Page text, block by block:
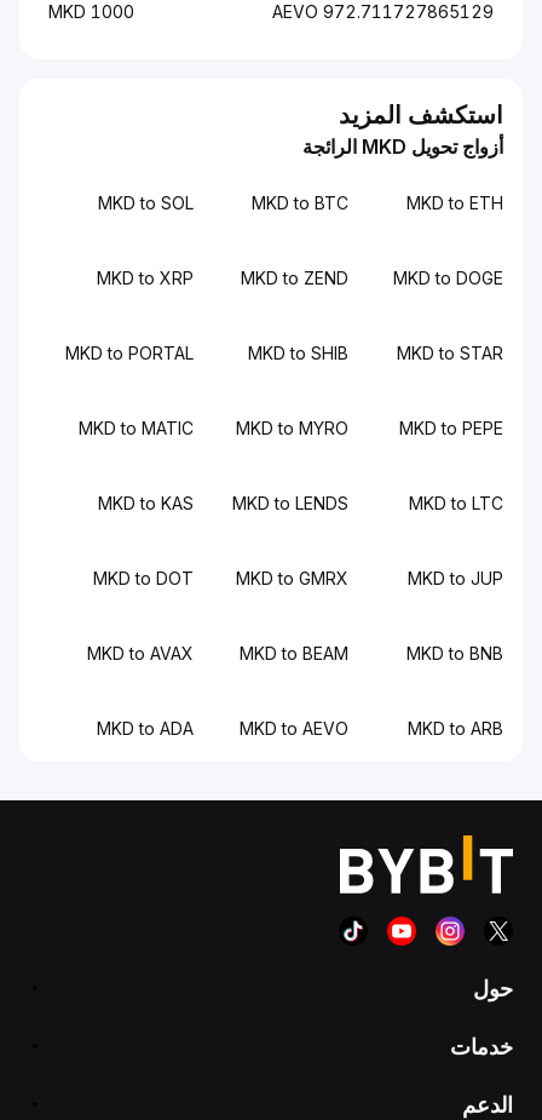
972.711727865129 AEVO
1000 MKD
استكشف المزيد
أزواج تحويل MKD الرائجة
MKD to ETH
MKD to BTC
MKD to SOL
MKD to DOGE
MKD to ZEND
MKD to XRP
MKD to STAR
MKD to SHIB
MKD to PORTAL
MKD to PEPE
MKD to MYRO
MKD to MATIC
MKD to LTC
MKD to LENDS
MKD to KAS
MKD to JUP
MKD to GMRX
MKD to DOT
MKD to BNB
MKD to BEAM
MKD to AVAX
MKD to ARB
MKD to AEVO
MKD to ADA
حول
خدمات
الدعم